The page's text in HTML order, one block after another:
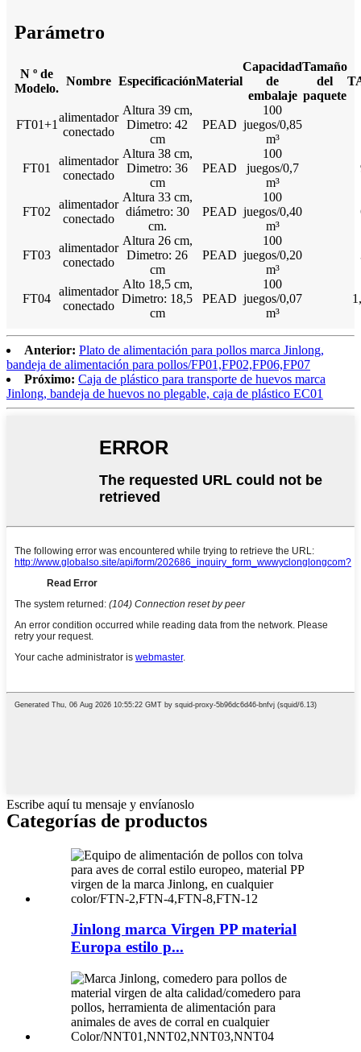
Parámetro
N º de
Modelo.
Nombre EspecificaciónMaterial
Capacidad
de
embalaje
Tamaño
del
paquete
FT01+1
alimentador
conectado
Altura 39 cm,
Dimetro: 42
cm
PEAD
100
juegos/0,85
m³
FT01
alimentador
conectado
Altura 38 cm,
Dimetro: 36
cm
PEAD
100
juegos/0,7
m³
FT02
alimentador
conectado
Altura 33 cm,
diámetro: 30
cm.
PEAD
100
juegos/0,40
m³
FT03
alimentador
conectado
Altura 26 cm,
Dimetro: 26
cm
PEAD
100
juegos/0,20
m³
FT04
alimentador
conectado
Alto 18,5 cm,
Dimetro: 18,5
cm
PEAD
100
juegos/0,07
m³
Anterior: Plato de alimentación para pollos marca Jinlong,
bandeja de alimentación para pollos/FP01,FP02,FP06,FP07
Próximo: Caja de plástico para transporte de huevos marca
Jinlong, bandeja de huevos no plegable, caja de plástico EC01
Escribe aquí tu mensaje y envíanoslo
Categorías de productos
Jinlong marca Virgen PP material
Europa estilo p...